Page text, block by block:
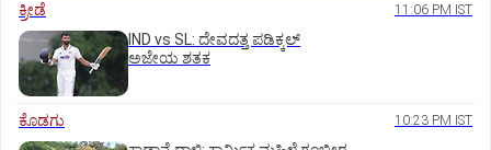
ಕ್ರೀಡೆ 11:06 PM IST
IND vs SL: ದೇವದತ್ತ ಪಡಿಕ್ಕಲ್‌
ಅಜೇಯ ಶತಕ
ಕೊಡಗು 10:23 PM IST